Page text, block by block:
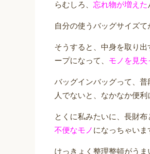
らむしろ、 忘れ物が増えた
自分の使うバッグサイズ
そうすると、中身を取り
ープになって、 モノを見失
バッグインバッグって、
人でないと、なかなか便利
とくに私みたいに、長財
不便なモノ になっちゃいま
けっきょく整理整頓がう